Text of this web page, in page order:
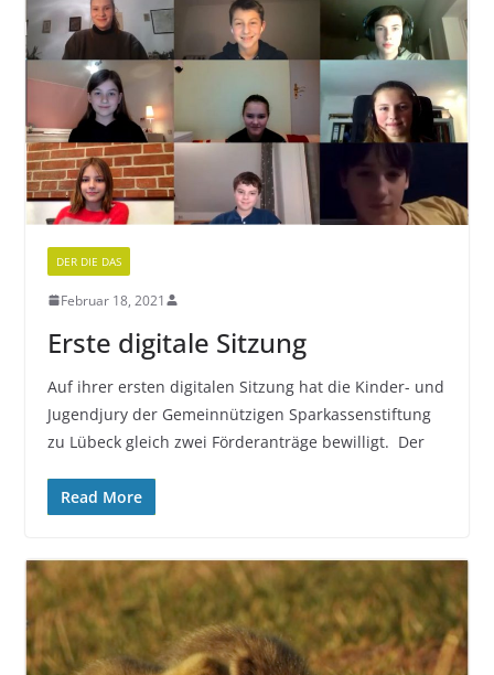
DER DIE DAS
Februar 18, 2021
Erste digitale Sitzung
Auf ihrer ersten digitalen Sitzung hat die Kinder- und
Jugendjury der Gemeinnützigen Sparkassenstiftung
zu Lübeck gleich zwei Förderanträge bewilligt. Der
Read More